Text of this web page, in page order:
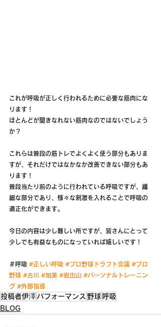
これが呼吸が正しく行われるために必要な筋肉にな
ります！
ほとんどが聞きなれない筋肉なのではないでしょう
か？
これらは普段の筋トレでよくよく使う部分もありま
すが、それだけではなかなか改善できない部分もあ
ります！
普段当たり前のように行われている呼吸ですが、繊
細な部分であり、様々な刺激を入れることで呼吸の
適正化ができます。
今日の内容は少し難しい所ですが、皆さんにとって
少しでも有益なものになっていれば嬉しいです！
＃呼吸 #正しい呼吸 #プロ野球ドラフト会議 #プロ
野球 #古川 #加美 #岩出山 #パーソナルトレーニン
グ #外部指導
投稿者伊澤パフォーマンス 野球 呼吸
BLOG